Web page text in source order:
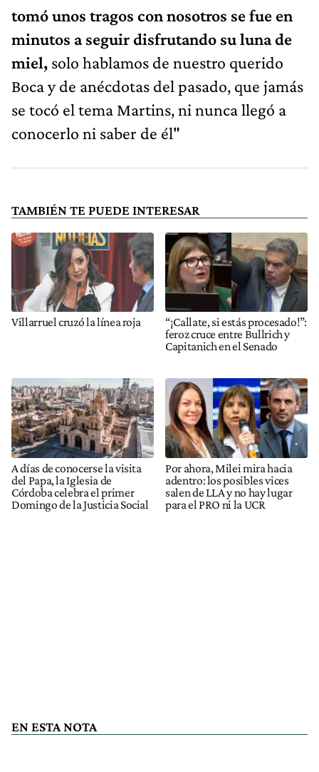
tomó unos tragos con nosotros se fue en
minutos a seguir disfrutando su luna de
miel, solo hablamos de nuestro querido
Boca y de anécdotas del pasado, que jamás
se tocó el tema Martins, ni nunca llegó a
conocerlo ni saber de él"
TAMBIÉN TE PUEDE INTERESAR
Villarruel cruzó la línea roja
“¡Callate, si estás procesado!”:
feroz cruce entre Bullrich y
Capitanich en el Senado
A días de conocerse la visita
del Papa, la Iglesia de
Córdoba celebra el primer
Domingo de la Justicia Social
Por ahora, Milei mira hacia
adentro: los posibles vices
salen de LLA y no hay lugar
para el PRO ni la UCR
EN ESTA NOTA